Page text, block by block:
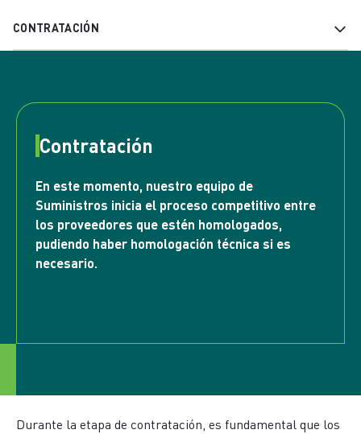
Contratación
En este momento, nuestro equipo de
Suministros inicia el proceso competitivo entre
los proveedores que estén homologados,
pudiendo haber homologación técnica si es
necesario.
Durante la etapa de contratación, es fundamental que los